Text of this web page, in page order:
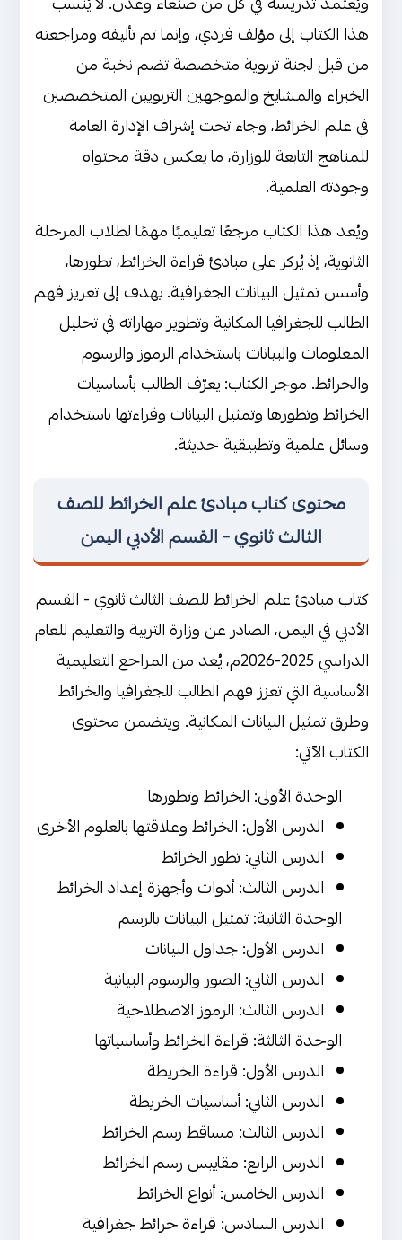
هذا الكتاب إلى مؤلف فردي، وإنما تم تأليفه ومراجعته
من قبل لجنة تربوية متخصصة تضم نخبة من
الخبراء والمشايخ والموجهين التربويين المتخصصين
في علم الخرائط، وجاء تحت إشراف الإدارة العامة
للمناهج التابعة للوزارة، ما يعكس دقة محتواه
وجودته العلمية.
ويُعد هذا الكتاب مرجعًا تعليميًا مهمًا لطلاب المرحلة
الثانوية، إذ يُركز على مبادئ قراءة الخرائط، تطورها،
وأسس تمثيل البيانات الجغرافية. يهدف إلى تعزيز فهم
الطالب للجغرافيا المكانية وتطوير مهاراته في تحليل
المعلومات والبيانات باستخدام الرموز والرسوم
والخرائط. موجز الكتاب: يعرّف الطالب بأساسيات
الخرائط وتطورها وتمثيل البيانات وقراءتها باستخدام
وسائل علمية وتطبيقية حديثة.
محتوى كتاب مبادئ علم الخرائط للصف
الثالث ثانوي - القسم الأدبي اليمن
كتاب مبادئ علم الخرائط للصف الثالث ثانوي - القسم
الأدبي في اليمن، الصادر عن وزارة التربية والتعليم للعام
الدراسي 2025-2026م، يُعد من المراجع التعليمية
الأساسية التي تعزز فهم الطالب للجغرافيا والخرائط
وطرق تمثيل البيانات المكانية. ويتضمن محتوى
الكتاب الآتي:
الوحدة الأولى: الخرائط وتطورها
الدرس الأول: الخرائط وعلاقتها بالعلوم الأخرى
الدرس الثاني: تطور الخرائط
الدرس الثالث: أدوات وأجهزة إعداد الخرائط
الوحدة الثانية: تمثيل البيانات بالرسم
الدرس الأول: جداول البيانات
الدرس الثاني: الصور والرسوم البيانية
الدرس الثالث: الرموز الاصطلاحية
الوحدة الثالثة: قراءة الخرائط وأساسياتها
الدرس الأول: قراءة الخريطة
الدرس الثاني: أساسيات الخريطة
الدرس الثالث: مساقط رسم الخرائط
الدرس الرابع: مقاييس رسم الخرائط
الدرس الخامس: أنواع الخرائط
الدرس السادس: قراءة خرائط جغرافية